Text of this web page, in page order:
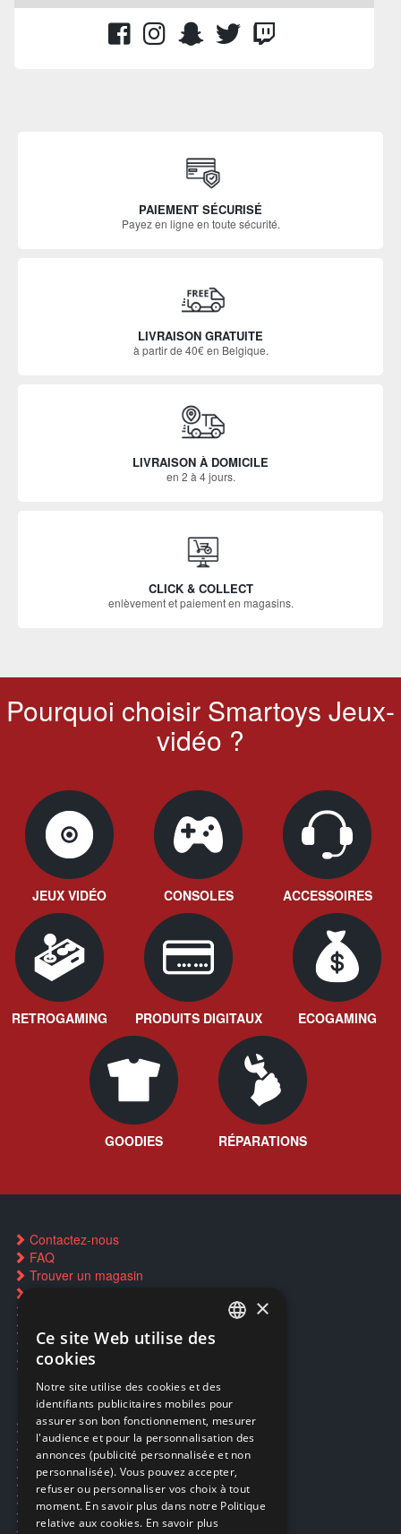
PAIEMENT SÉCURISÉ
Payez en ligne en toute sécurité.
LIVRAISON GRATUITE
à partir de 40€ en Belgique.
LIVRAISON À DOMICILE
en 2 à 4 jours.
CLICK & COLLECT
enlèvement et paiement en magasins.
Pourquoi choisir Smartoys Jeux-
vidéo ?
JEUX VIDÉO CONSOLES ACCESSOIRES
RETROGAMING PRODUITS DIGITAUX ECOGAMING
GOODIES RÉPARATIONS
Contactez-nous
FAQ
Trouver un magasin
Restauration CD griffés
Réparations & SAV
Smartpoints
Ecogaming
Expédition & retours
Confidentialité
Conditions générales
EA Sport UFC 6
Call of Duty: Modern Warfare 4
ENGLISH
×
Ce site Web utilise des
cookies
Notre site utilise des cookies et des
identifiants publicitaires mobiles pour
assurer son bon fonctionnement, mesurer
l'audience et pour la personnalisation des
annonces (publicité personnalisée et non
personnalisée). Vous pouvez accepter,
refuser ou personnaliser vos choix à tout
moment. En savoir plus dans notre Politique
relative aux cookies. En savoir plus